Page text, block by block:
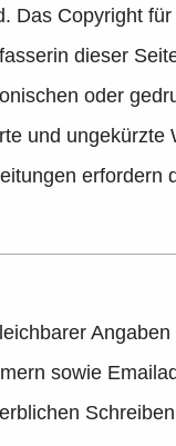
Das Copyright
dieser
oder
und ungekürzte
erfordern
sowie